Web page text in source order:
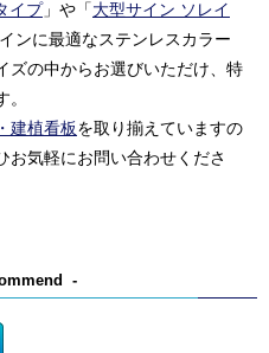
イプ」や「大型サイン ソレイ
ンに最適なステンレスカラー
ズの中からお選びいただけ、特
建植看板を取り揃えていますの
お気軽にお問い合わせくださ